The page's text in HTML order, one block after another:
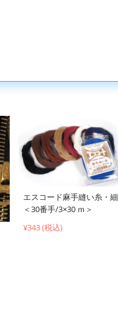
エスコード麻手縫い糸・細
＜30番手/3×30 ｍ＞
¥343 (税込)